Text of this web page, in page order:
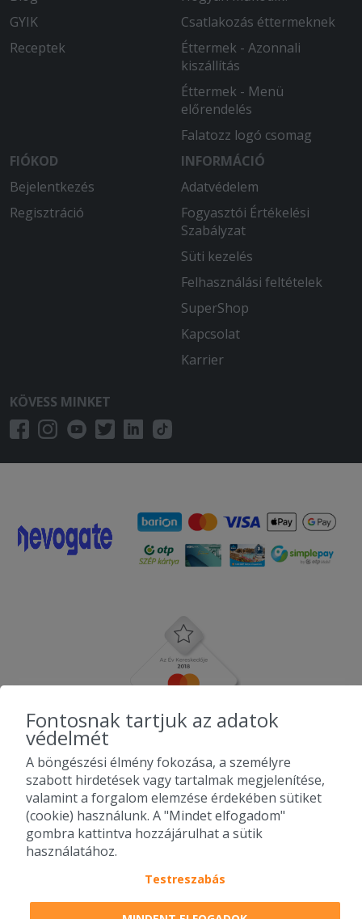
GYIK
Receptek
Csatlakozás éttermeknek
Éttermek - Azonnali
kiszállítás
Éttermek - Menü
előrendelés
Falatozz logó csomag
FIÓKOD
Bejelentkezés
Regisztráció
INFORMÁCIÓ
Adatvédelem
Fogyasztói Értékelési
Szabályzat
Süti kezelés
Felhasználási feltételek
SuperShop
Kapcsolat
Karrier
KÖVESS MINKET
2010-2026 Copyright - Falatozz.hu - Diston-line Kft.
Fontosnak tartjuk az adatok
védelmét
A böngészési élmény fokozása, a személyre
szabott hirdetések vagy tartalmak megjelenítése,
valamint a forgalom elemzése érdekében sütiket
(cookie) használunk. A "Mindet elfogadom"
gombra kattintva hozzájárulhat a sütik
használatához.
Testreszabás